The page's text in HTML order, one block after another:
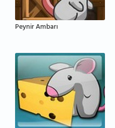
Peynir Ambarı